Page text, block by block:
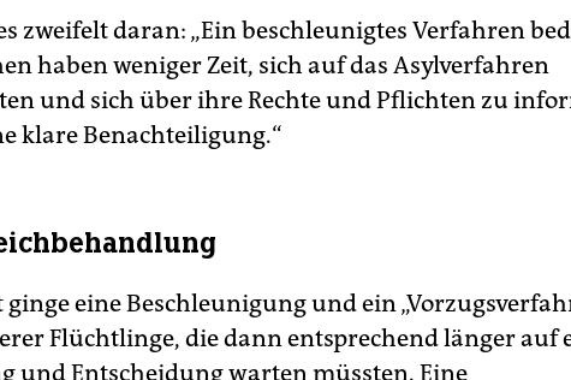
zweifelt daran: „Ein beschleunigtes Verfahren
haben weniger Zeit, sich auf das Asylverfahren
und sich über ihre Rechte und Pflichten zu
klare Benachteiligung.“
eine Beschleunigung und ein
Flüchtlinge, die dann entsprechend länger auf
und Entscheidung warten müssten. Eine